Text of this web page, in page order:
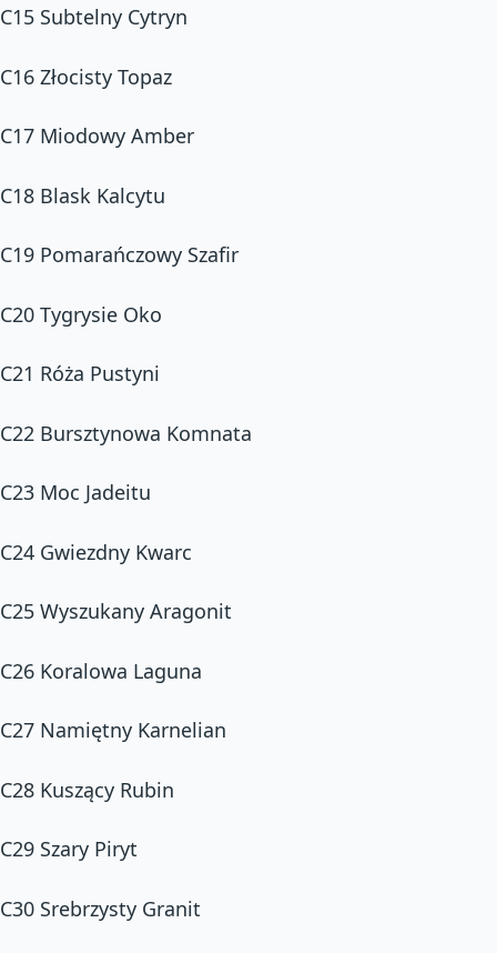
C15 Subtelny Cytryn
C16 Złocisty Topaz
C17 Miodowy Amber
C18 Blask Kalcytu
C19 Pomarańczowy Szafir
C20 Tygrysie Oko
C21 Róża Pustyni
C22 Bursztynowa Komnata
C23 Moc Jadeitu
C24 Gwiezdny Kwarc
C25 Wyszukany Aragonit
C26 Koralowa Laguna
C27 Namiętny Karnelian
C28 Kuszący Rubin
C29 Szary Piryt
C30 Srebrzysty Granit